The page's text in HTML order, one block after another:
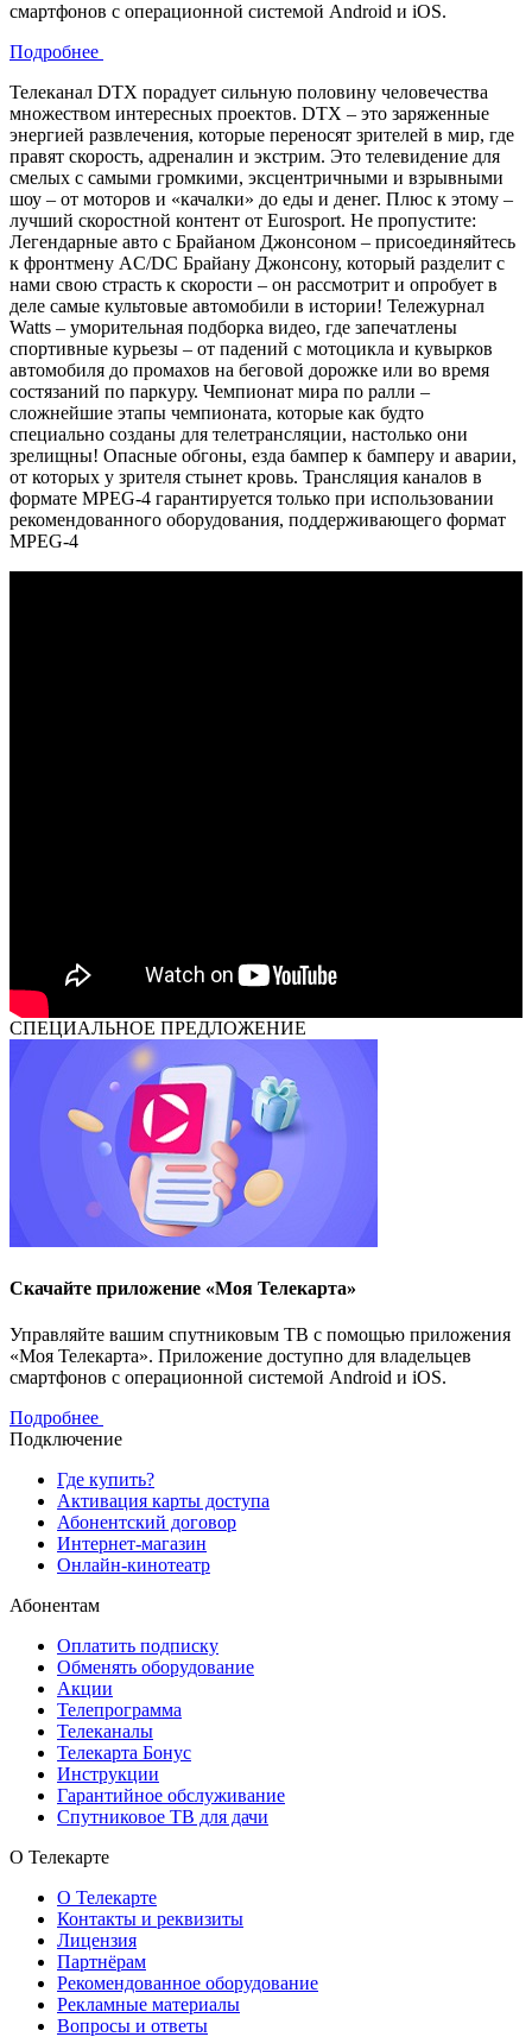
смартфонов с операционной системой Android и iOS.
Подробнее
Телеканал DTX порадует сильную половину человечества
множеством интересных проектов. DTX – это заряженные
энергией развлечения, которые переносят зрителей в мир, где
правят скорость, адреналин и экстрим. Это телевидение для
смелых с самыми громкими, эксцентричными и взрывными
шоу – от моторов и «качалки» до еды и денег. Плюс к этому –
лучший скоростной контент от Eurosport. Не пропустите:
Легендарные авто с Брайаном Джонсоном – присоединяйтесь
к фронтмену AC/DC Брайану Джонсону, который разделит с
нами свою страсть к скорости – он рассмотрит и опробует в
деле самые культовые автомобили в истории! Тележурнал
Watts – уморительная подборка видео, где запечатлены
спортивные курьезы – от падений с мотоцикла и кувырков
автомобиля до промахов на беговой дорожке или во время
состязаний по паркуру. Чемпионат мира по ралли –
сложнейшие этапы чемпионата, которые как будто
специально созданы для телетрансляции, настолько они
зрелищны! Опасные обгоны, езда бампер к бамперу и аварии,
от которых у зрителя стынет кровь. Трансляция каналов в
формате MPEG-4 гарантируется только при использовании
рекомендованного оборудования, поддерживающего формат
MPEG-4
СПЕЦИАЛЬНОЕ ПРЕДЛОЖЕНИЕ
Скачайте приложение «Моя Телекарта»
Управляйте вашим спутниковым ТВ с помощью приложения
«Моя Телекарта». Приложение доступно для владельцев
смартфонов с операционной системой Android и iOS.
Подробнее
Подключение
Где купить?
Активация карты доступа
Абонентский договор
Интернет-магазин
Онлайн-кинотеатр
Абонентам
Оплатить подписку
Обменять оборудование
Акции
Телепрограмма
Телеканалы
Телекарта Бонус
Инструкции
Гарантийное обслуживание
Спутниковое ТВ для дачи
О Телекарте
О Телекарте
Контакты и реквизиты
Лицензия
Партнёрам
Рекомендованное оборудование
Рекламные материалы
Вопросы и ответы